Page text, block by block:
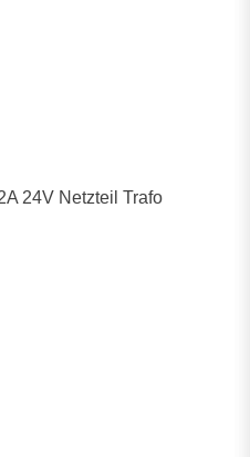
24V Netzteil Trafo